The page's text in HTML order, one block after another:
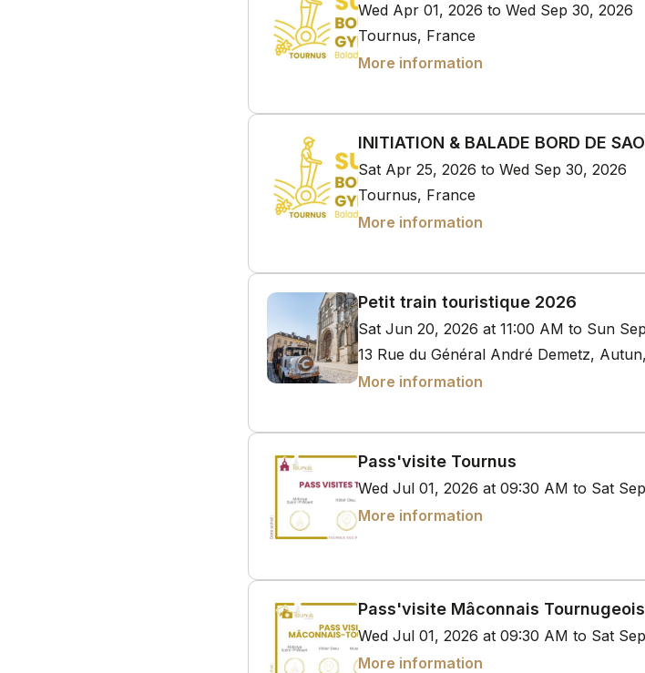
Wed Apr 01, 2026 to Wed Sep 30, 2026
Tournus, France
More information
INITIATION & BALADE BORD DE
Sat Apr 25, 2026 to Wed Sep 30, 2026
Tournus, France
More information
Petit train touristique 2026
Sat Jun 20, 2026 at 11:00 AM to Sun
13 Rue du Général André Demetz,
More information
Pass'visite Tournus
Wed Jul 01, 2026 at 09:30 AM to Sat
More information
Pass'visite Mâconnais Tournugeois
Wed Jul 01, 2026 at 09:30 AM to Sat
More information